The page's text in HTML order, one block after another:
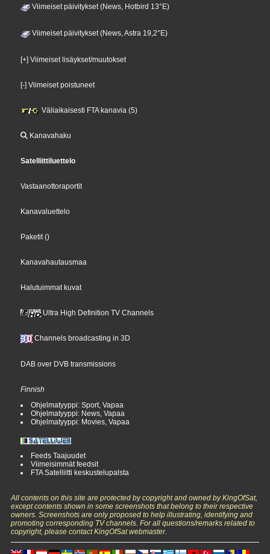
Viimeiset päivitykset (News, Hotbird 13°E)
Viimeiset päivitykset (News, Astra 19,2°E)
[+] Viimeiset lisäykset/muutokset
[-] Viimeiset poistuneet
Väliaikaisesti FTA kanavia (5)
Kanavahaku
Satelliittiluettelo
Vastaanottoraportit
Kanavaluettelo
Paketit()
Kanavahautausmaa
Halutuimmat kuvat
Ultra High Definition TV Channels
Channels broadcasting in 3D
DAB over DVB transmissions
Finnish
Ohjelmatyyppi: Sport, Vapaa
Ohjelmatyyppi: News, Vapaa
Ohjelmatyyppi: Movies, Vapaa
Feeds Taajuudet
Viimeisimmät feedsit
FTA Satelliitti keskustelupalsta
All contents on this site are protected by copyright and owned by KingOfSat,
except contents shown in some screenshots that belong to their respective
owners. Screenshots are only proposed to help illustrating, identifying and
promoting corresponding TV channels. For all questions/remarks related to
copyright, please contact KingOfSat webmaster.